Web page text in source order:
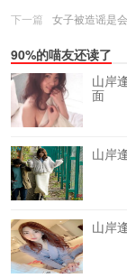
下一篇
女子被造谣是
90%的喵友还读了
山岸
面
山岸
山岸